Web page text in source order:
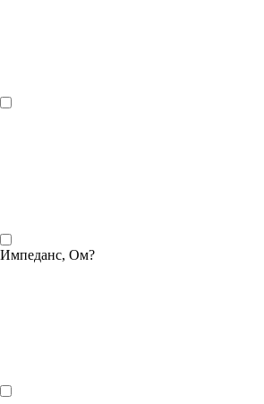
Импеданс, Ом?